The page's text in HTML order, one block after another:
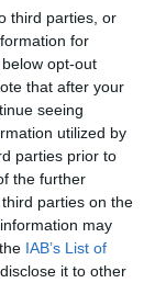
third parties, or
for
opt-out
that after your
seeing
utilized by
parties prior to
the further
parties on the
may
IAB’s List of
it to other
Social |